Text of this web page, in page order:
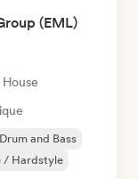
(EML)
Drum and Bass
/ Hardstyle